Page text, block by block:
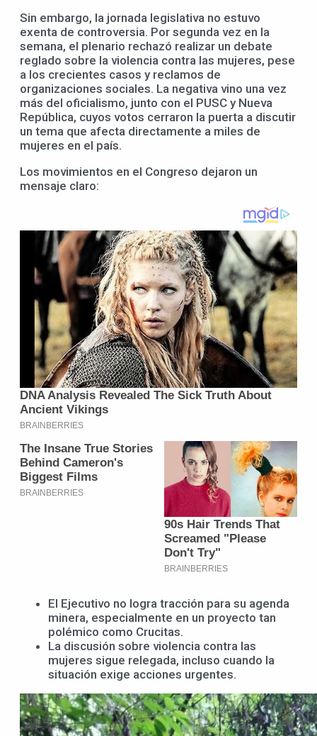
Sin embargo, la jornada legislativa no estuvo
exenta de controversia. Por segunda vez en la
semana, el plenario rechazó realizar un debate
reglado sobre la violencia contra las mujeres, pese
a los crecientes casos y reclamos de
organizaciones sociales. La negativa vino una vez
más del oficialismo, junto con el PUSC y Nueva
República, cuyos votos cerraron la puerta a discutir
un tema que afecta directamente a miles de
mujeres en el país.
Los movimientos en el Congreso dejaron un
mensaje claro:
El Ejecutivo no logra tracción para su agenda
minera, especialmente en un proyecto tan
polémico como Crucitas.
La discusión sobre violencia contra las
mujeres sigue relegada, incluso cuando la
situación exige acciones urgentes.